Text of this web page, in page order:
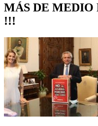
MÁS DE
!!!